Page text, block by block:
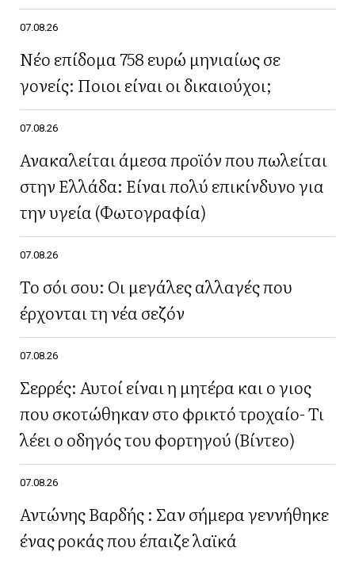
07.08.26
Νέο επίδομα 758 ευρώ μηνιαίως σε
γονείς: Ποιοι είναι οι δικαιούχοι;
07.08.26
Ανακαλείται άμεσα προϊόν που πωλείται
στην Ελλάδα: Είναι πολύ επικίνδυνο για
την υγεία (Φωτογραφία)
07.08.26
Το σόι σου: Οι μεγάλες αλλαγές που
έρχονται τη νέα σεζόν
07.08.26
Σερρές: Αυτοί είναι η μητέρα και ο γιος
που σκοτώθηκαν στο φρικτό τροχαίο- Τι
λέει ο οδηγός του φορτηγού (Βίντεο)
07.08.26
Αντώνης Βαρδής : Σαν σήμερα γεννήθηκε
ένας ροκάς που έπαιζε λαϊκά